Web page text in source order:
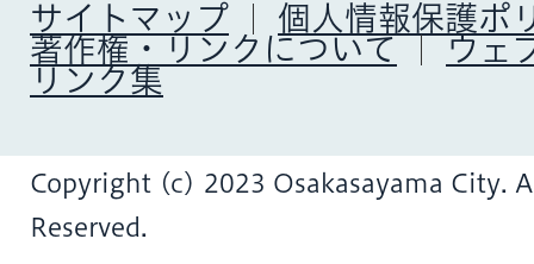
サイトマップ
個人情報保護ポ
著作権・リンクについて
ウェ
リンク集
Copyright (c) 2023 Osakasayama City.
Reserved.